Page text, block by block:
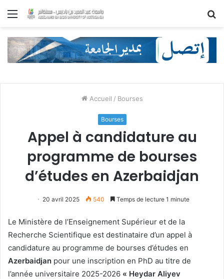
Menu
Accueil / Bourses
Bourses
Appel à candidature au
programme de bourses
d’études en Azerbaidjan
20 avril 2025 540 Temps de lecture 1 minute
Le Ministère de l’Enseignement Supérieur et de la
Recherche Scientifique est destinataire d’un appel à
candidature au programme de bourses d’études en
Azerbaidjan pour une inscription en PhD au titre de
l’année universitaire 2025-2026 « Heydar Aliyev